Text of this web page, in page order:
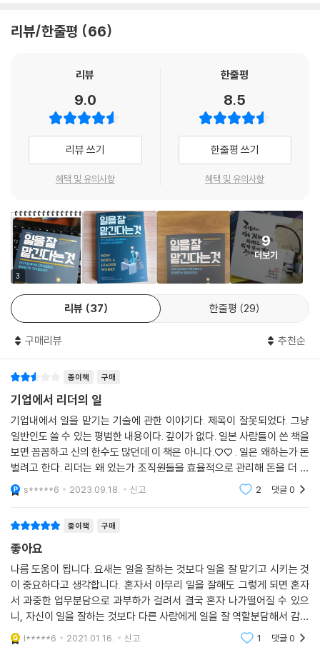
지도하지 못한다. 이처럼 리더가 실무에만 몰두하고 있으면 다른 조직과의
의 업무를 제대로 처리할 수 없는 상황에 부닥치게 된다. 반면에 사소한 일
소한 일도 크게 부풀려 일을 지시하면서 불필요한 업무를 만들어내서 조직
의 효율적인 운영에 걸림돌이 된다. 이외에도 문제가 발생했을 때의 대안
을 준비하지 못하는 ‘속수무책형’ 리더, 자기 일에만 매몰되어 조직원들을
방치하는 ‘방임형’ 리더 등 일을 맡기지 못하는 리더들이 만들어내는 문제
와 리더들이 일을 맡길 때 쉽게 저지르는 실수까지도 꼼꼼하게 정리한다.
이를 바탕으로 일을 잘 맡기는 방법을 5가지 원칙으로 정리하여 알려준다.
저자는 일을 맡기지 못하는 리더는 조직의 가장 중요한 목표인 성과를 내
지 못하고 조직에 어떤 식으로든 피해를 줄 뿐만 아니라 스스로 도태될 가
능성이 높다고 말한다. 반면 일을 맡기는 기술을 현명하고 적절하게 활용
할 수 있다면 회사는 물론이고 리더 자신도 위험을 극복하고 더욱 성장할
수 있다고 강조하고 있다.
부하 직원의 8가지 유형별 일을 맡기는 방법
일을 맡길 때는 어떤 일을 누구에게 맡길지 결정하는 것이 중요하다. 이때
기준이 되는 것은 성과를 내는 것을 가장 우선시해야 한다는 것이다. 리더
에게 요구되는 가장 중요한 역할은 목표를 달성하는 것이다. 부하 직원을
가르치는 것은 성과를 올리기 위한 수단이지 목적이 아님을 분명히 해야
한다. 따라서 부하 직원의 능력과 경험 수준을 냉정하게 파악하고 그에 맞
는 혹은 그보다 낮은 수준의 업무를 맡기는 것이 원칙이다. 그리고 부하 직
원이 업무를 60~70퍼센트만 하더라도 차질 없이 일이 진행되도록 준비
를 해두고, 공정한 태도로 모든 직원을 지도해야 한다. 이처럼 이 책에서는
또한 일을 맡길 직원들의 상황이나 성향을 파악해서 그에 맞는 방법으로
일을 맡겨야 한다고 말한다. 과거에는 상사가 지시하는 일에 문제를 제기
하거나 반기를 드는 직원을 찾기 힘들었다. 하지만 90년대생으로 불리는
새로운 세대가 등장하면서, 리더는 천차만별의 부하 직원을 대상으로 일을
맡기고 성과를 내도록 이끌어야 하는 상황에 부닥쳐 있다.
리뷰/한줄평 66
리뷰
9.0
리뷰 쓰기
혜택 및 유의사항
한줄평
8.5
한줄평 쓰기
혜택 및 유의사항
3
9
더보기
리뷰 37 한줄평 29
구매리뷰 추천순
종이책 구매
기업에서 리더의 일
기업내에서 일을 맡기는 기술에 관한 이야기다. 제목이 잘못되었다. 그냥
일반인도 쓸 수 있는 평범한 내용이다. 깊이가 없다. 일본 사람들이 쓴 책을
보면 꼼꼼하고 신의 한수도 많던데 이 책은 아니다.♡♡ . 일은 왜하는가 돈
벌려고 한다. 리더는 왜 있는가 조직원들을 효율적으로 관리해 돈을 더 많
이 벌기 위해 존재한다. 여기선 돈과 당나라장군의 리더십에 관해 이야기
s*****6 2023.09.18. 신고 2 댓글0
종이책 구매
좋아요
나름 도움이 됩니다. 요새는 일을 잘하는 것보다 일을 잘 맡기고 시키는 것
이 중요하다고 생각합니다. 혼자서 아무리 일을 잘해도 그렇게 되면 혼자
서 과중한 업무분담으로 과부하가 걸려서 결국 혼자 나가떨어질 수 있으
니, 자신이 일을 잘하는 것보다 다른 사람에게 일을 잘 역할분담해서 감당
할 수 있도록 지시하고 지도하고 감독하고 피드백하는 이것이 제일 중요하
다는 생각에 공감
l*****6 2021.01.16. 신고 1 댓글0